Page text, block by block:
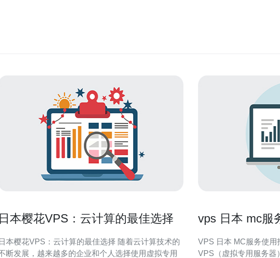
日本樱花VPS：云计算的最佳选择
日本樱花VPS：云计算的最佳选择 随着云计算技术的
断发展，越来越多的企业和个人选择使用虚拟专用
vps 日本 mc服
VPS 日本 MC服务使用指南 在互联网的快速
VPS（虚拟专用服务器